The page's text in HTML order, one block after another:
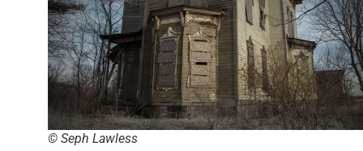
© Seph Lawless